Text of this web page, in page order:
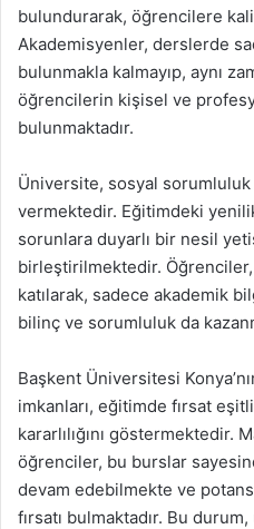
bulundurarak, öğrencilere
Akademisyenler, derslerde
bulunmakla kalmayıp, aynı
öğrencilerin kişisel ve
bulunmaktadır.
Üniversite, sosyal
vermektedir. Eğitimdeki
sorunlara duyarlı bir nesil
birleştirilmektedir.
katılarak, sadece akademik
bilinç ve sorumluluk da
Başkent Üniversitesi
imkanları, eğitimde fırsat
kararlılığını göstermektedir.
öğrenciler, bu burslar
devam edebilmekte ve
fırsatı bulmaktadır. Bu